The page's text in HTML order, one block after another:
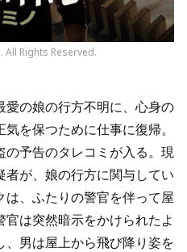
All Rights Reserved.
の娘の行方不明に、心身の
を保つために仕事に復帰。
予告のタレコミが入る。現
が、娘の行方に関与してい
、ふたりの警官を伴って屋
は突然暗示をかけられたよ
、男は屋上から飛び降り姿を